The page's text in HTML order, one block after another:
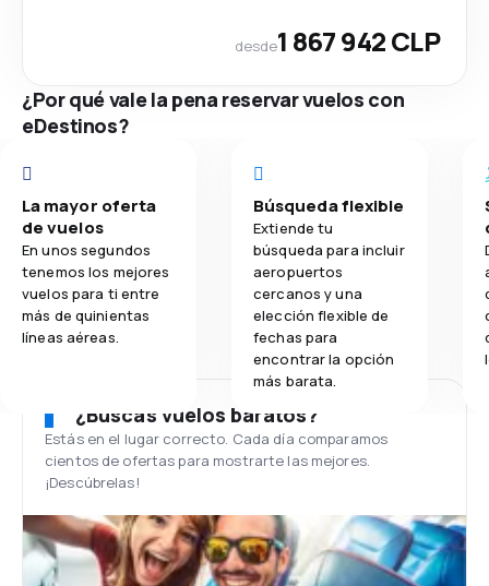
desde1 867 942 CLP
¿Por qué vale la pena reservar vuelos con
eDestinos?
La mayor oferta
de vuelos
En unos segundos
tenemos los mejores
vuelos para ti entre
más de quinientas
líneas aéreas.
Búsqueda flexible
Extiende tu
búsqueda para incluir
aeropuertos
cercanos y una
elección flexible de
fechas para
encontrar la opción
más barata.
¿Buscas vuelos baratos?
Estás en el lugar correcto. Cada día comparamos
cientos de ofertas para mostrarte las mejores.
¡Descúbrelas!